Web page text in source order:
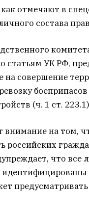
отмечают в
состава
статьям УК РФ,
совершение
(ч. 1 ст.
внимание на том,
российских
что